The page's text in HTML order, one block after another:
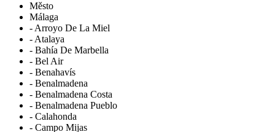
Město
Málaga
- Arroyo De La Miel
- Atalaya
- Bahía De Marbella
- Bel Air
- Benahavís
- Benalmadena
- Benalmadena Costa
- Benalmadena Pueblo
- Calahonda
- Campo Mijas